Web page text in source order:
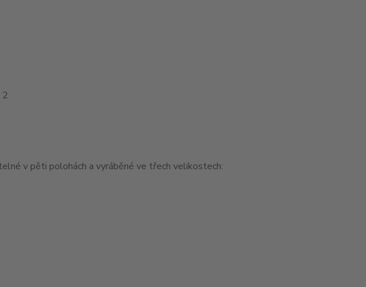
2
v pěti polohách a vyráběné ve třech velikostech: